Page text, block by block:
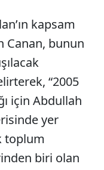
kapsam
Canan, bunun
“2005
için Abdullah
yer
toplum
biri olan